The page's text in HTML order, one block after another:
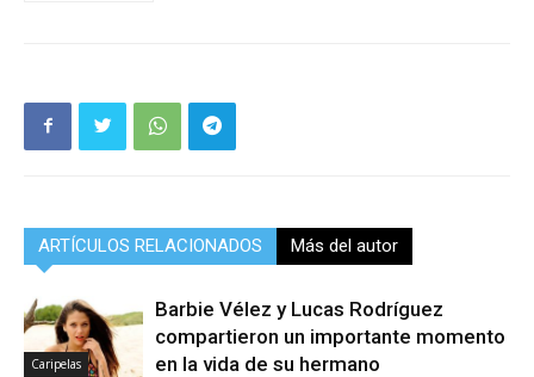
ARTÍCULOS RELACIONADOS Más del autor
Caripelas
Barbie Vélez y Lucas Rodríguez
compartieron un importante momento
en la vida de su hermano